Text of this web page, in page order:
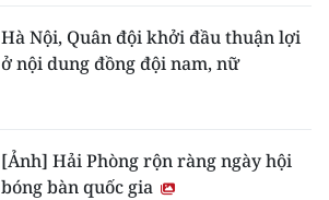
Hà Nội, Quân đội khởi đầu thuận lợi
ở nội dung đồng đội nam, nữ
[Ảnh] Hải Phòng rộn ràng ngày hội
bóng bàn quốc gia